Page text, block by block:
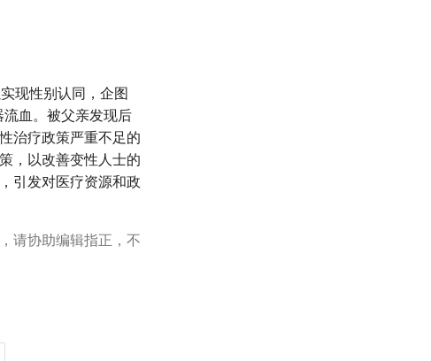
现性别认同，企图
血。被父亲发现后
治疗政策严重不足的
，以改善变性人士的
引发对医疗资源和政
请协助编辑指正，不